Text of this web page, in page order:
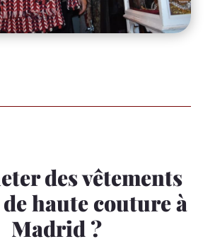
des vêtements
haute couture à
Madrid ?